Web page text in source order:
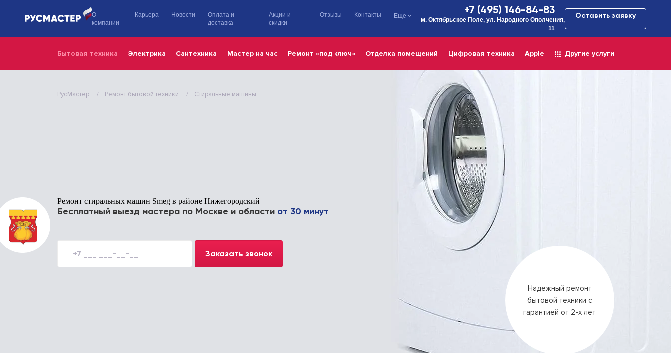
О
компании
Карьера Новости
Оплата и
доставка
Акции и
скидки
Отзывы Контакты Еще +7 (495) 146-84-83
м. Октябрьское Поле, ул. Народного Ополчения,
11
Оставить заявку
Бытовая техника Электрика Сантехника Мастер на час Ремонт «под ключ» Отделка помещений Цифровая техника Apple Другие услуги
РусМастер Ремонт бытовой техники Стиральные машины
Ремонт стиральных машин Smeg в районе Нижегородский
Бесплатный выезд мастера по Москве и области от 30 минут
Заказать звонок
Надежный ремонт
бытовой техники с
гарантией от 2-х лет